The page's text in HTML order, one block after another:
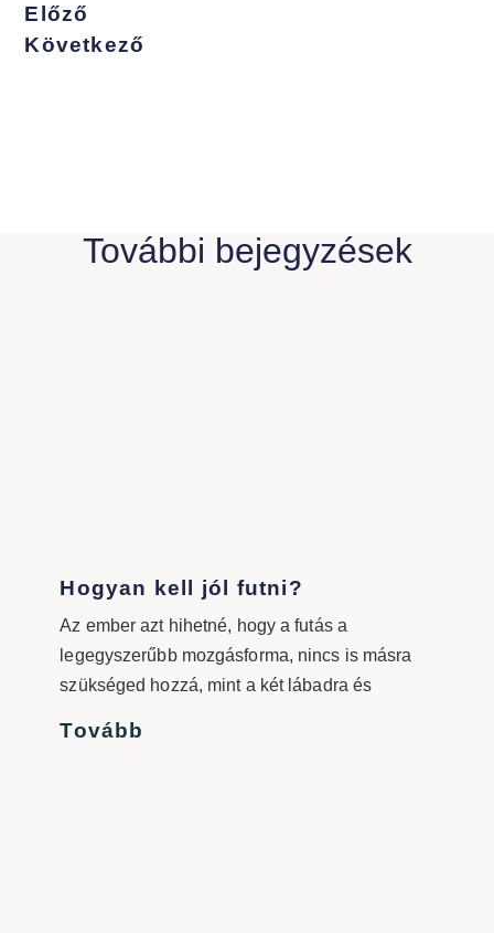
Előző
Következő
További bejegyzések
Hogyan kell jól futni?
Az ember azt hihetné, hogy a futás a
legegyszerűbb mozgásforma, nincs is másra
szükséged hozzá, mint a két lábadra és
Tovább